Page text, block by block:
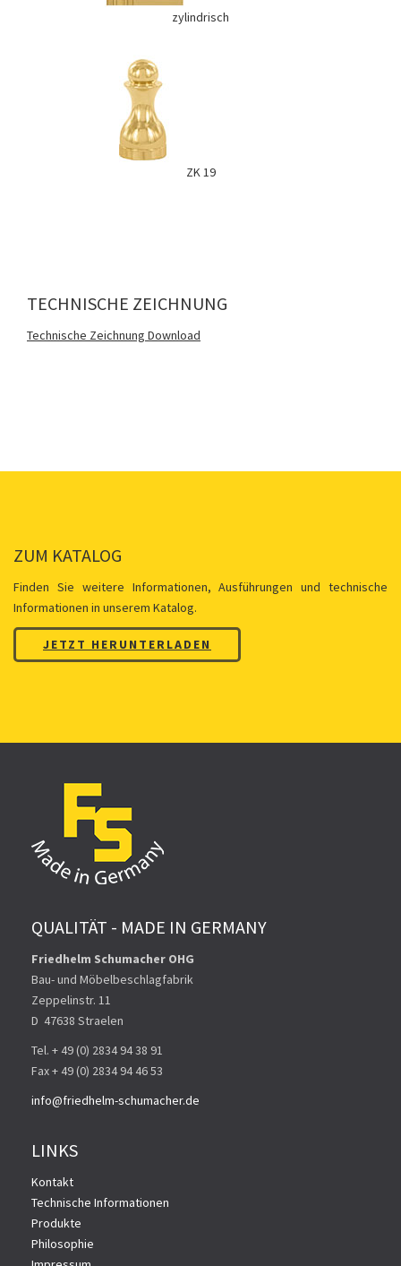
zylindrisch
ZK 19
TECHNISCHE ZEICHNUNG
Technische Zeichnung Download
ZUM KATALOG
Finden Sie weitere Informationen, Ausführungen und technische
Informationen in unserem Katalog.
JETZT HERUNTERLADEN
QUALITÄT - MADE IN GERMANY
Friedhelm Schumacher OHG
Bau- und Möbelbeschlagfabrik
Zeppelinstr. 11
D ­ 47638 Straelen
Tel. + 49 (0) 2834 94 38 91
Fax + 49 (0) 2834 94 46 53
info@friedhelm-schumacher.de
LINKS
Kontakt
Technische Informationen
Produkte
Philosophie